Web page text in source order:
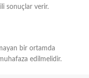
sonuçlar verir.
bir ortamda
edilmelidir.